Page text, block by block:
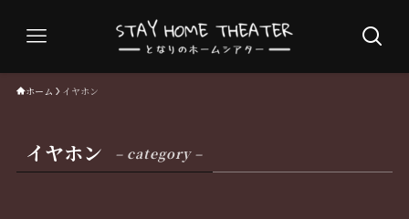
ホーム イヤホン
イヤホン – category –